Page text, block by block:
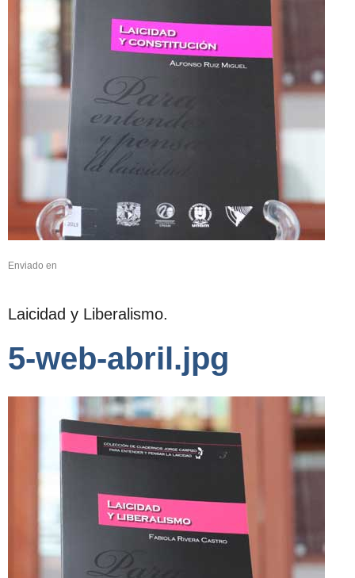
Enviado en
Laicidad y Liberalismo.
5-web-abril.jpg